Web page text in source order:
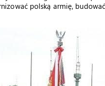
polską armię,